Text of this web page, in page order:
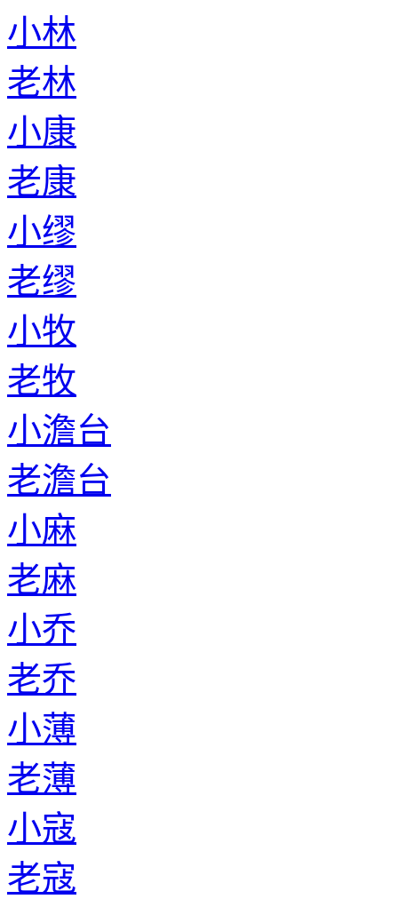
小林
老林
小康
老康
小缪
老缪
小牧
老牧
小澹台
老澹台
小麻
老麻
小乔
老乔
小薄
老薄
小寇
老寇